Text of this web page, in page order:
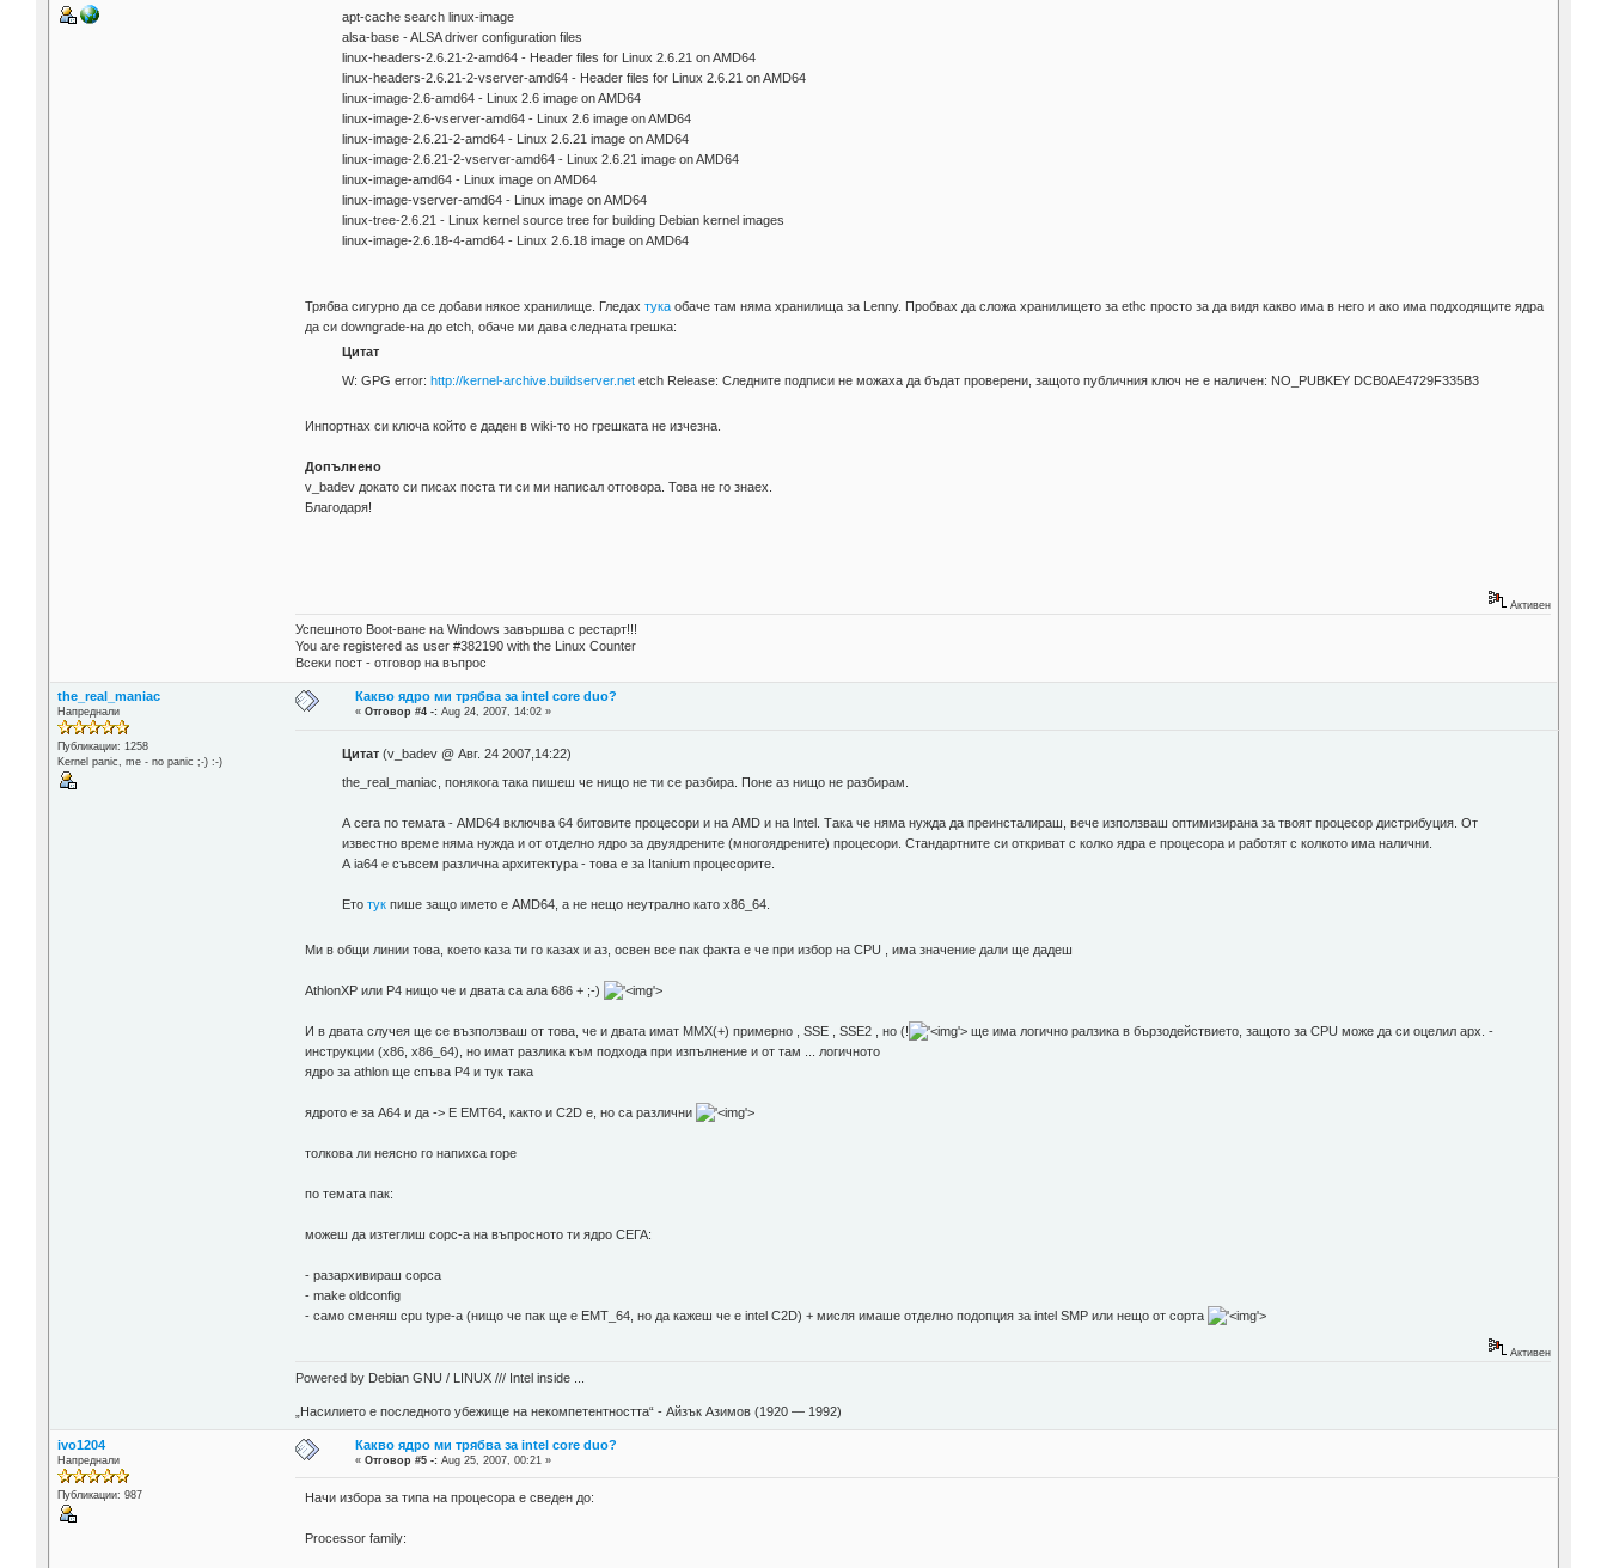
apt-cache search linux-image
alsa-base - ALSA driver configuration files
linux-headers-2.6.21-2-amd64 - Header files for Linux 2.6.21 on AMD64
linux-headers-2.6.21-2-vserver-amd64 - Header files for Linux 2.6.21 on AMD64
linux-image-2.6-amd64 - Linux 2.6 image on AMD64
linux-image-2.6-vserver-amd64 - Linux 2.6 image on AMD64
linux-image-2.6.21-2-amd64 - Linux 2.6.21 image on AMD64
linux-image-2.6.21-2-vserver-amd64 - Linux 2.6.21 image on AMD64
linux-image-amd64 - Linux image on AMD64
linux-image-vserver-amd64 - Linux image on AMD64
linux-tree-2.6.21 - Linux kernel source tree for building Debian kernel images
linux-image-2.6.18-4-amd64 - Linux 2.6.18 image on AMD64
Трябва сигурно да се добави някое хранилище. Гледахтука обаче там няма хранилища за Lenny. Пробвах да сложа хранилището за ethc просто за да видя какво има в него и ако има подходящите ядра
да си downgrade-на до etch, обаче ми дава следната грешка:
Цитат
W: GPG error: http://kernel-archive.buildserver.netetch Release: Следните подписи не можаха да бъдат проверени, защото публичния ключ не е наличен: NO_PUBKEY DCB0AE4729F335B3
Инпортнах си ключа който е даден в wiki-то но грешката не изчезна.
Допълнено
v_badev докато си писах поста ти си ми написал отговора. Това не го знаех.
Благодаря!
Активен
Успешното Boot-ване на Windows завършва с рестарт!!!
You are registered as user #382190 with the Linux Counter
Всеки пост - отговор на въпрос
the_real_maniac
Напреднали
Публикации: 1258
Kernel panic, me - no panic ;-) :-)
Какво ядро ми трябва за intel core duo?
«Отговор #4 -: Aug 24, 2007, 14:02 »
Цитат(v_badev @ Авг. 24 2007,14:22)
the_real_maniac, понякога така пишеш че нищо не ти се разбира. Поне аз нищо не разбирам.
А сега по темата - AMD64 включва 64 битовите процесори и на AMD и на Intel. Така че няма нужда да преинсталираш, вече използваш оптимизирана за твоят процесор дистрибуция. От
известно време няма нужда и от отделно ядро за двуядрените (многоядрените) процесори. Стандартните си откриват с колко ядра е процесора и работят с колкото има налични.
А ia64 е съвсем различна архитектура - това е за Itanium процесорите.
Ето тукпише защо името е AMD64, а не нещо неутрално като x86_64.
Ми в общи линии това, което каза ти го казах и аз, освен все пак факта е че при избор на CPU , има значение дали ще дадеш
AthlonXP или P4 нищо че и двата са ала 686 + ;-) '>
И в двата случея ще се възползваш от това, че и двата имат MMX(+) примерно , SSE , SSE2 , но (! '> ще има логично ралзика в бързодействието, защото за CPU може да си оцелил арх. -
инструкции (x86, x86_64), но имат разлика към подхода при изпълнение и от там ... логичното
ядро за athlon ще спъва P4 и тук така
ядрото е за A64 и да -> Е EMT64, както и C2D е, но са различни '>
толкова ли неясно го напихса горе
по темата пак:
можеш да изтеглиш сорс-а на въпросното ти ядро СЕГА:
- разархивираш сорса
- make oldconfig
- само сменяш cpu type-а (нищо че пак ще е EMT_64, но да кажеш че е intel C2D) + мисля имаше отделно подопция за intel SMP или нещо от сорта
'>
Активен
Powered by Debian GNU / LINUX /// Intel inside ...
„Насилието е последното убежище на некомпетентността“ - Айзък Азимов (1920 — 1992)
ivo1204
Напреднали
Публикации: 987
Какво ядро ми трябва за intel core duo?
«Отговор #5 -: Aug 25, 2007, 00:21 »
Начи избора за типа на процесора е сведен до:
Processor family: